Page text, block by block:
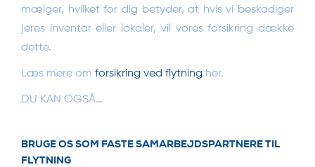
mælger, hvilket for dig betyder, at hvis vi beskadiger
jeres inventar eller lokaler, vil vores forsikring dække
dette.
Læs mere om forsikring ved flytning her.
DU KAN OGSÅ…
BRUGE OS SOM FASTE SAMARBEJDSPARTNERE TIL
FLYTNING